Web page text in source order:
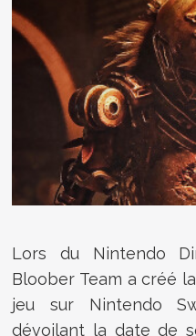
Lors du Nintendo
Bloober Team a créé
jeu sur Nintendo
dévoilant la date de